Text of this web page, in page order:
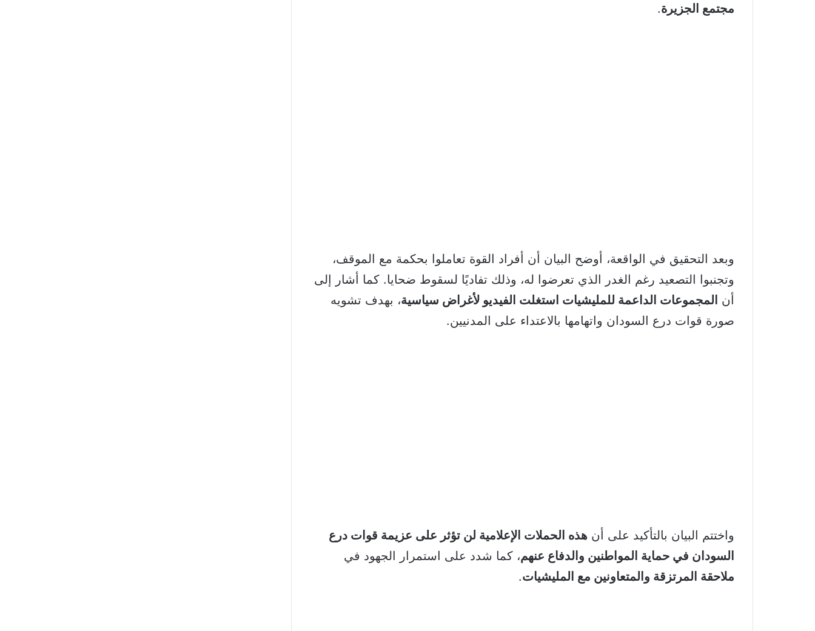
مجتمع الجزيرة.
وبعد التحقيق في الواقعة، أوضح البيان أن أفراد القوة تعاملوا بحكمة مع الموقف،
وتجنبوا التصعيد رغم الغدر الذي تعرضوا له، وذلك تفاديًا لسقوط ضحايا. كما أشار إلى
أن المجموعات الداعمة للمليشيات استغلت الفيديو لأغراض سياسية، بهدف تشويه
صورة قوات درع السودان واتهامها بالاعتداء على المدنيين.
واختتم البيان بالتأكيد على أن هذه الحملات الإعلامية لن تؤثر على عزيمة قوات درع
السودان في حماية المواطنين والدفاع عنهم، كما شدد على استمرار الجهود في
ملاحقة المرتزقة والمتعاونين مع المليشيات.